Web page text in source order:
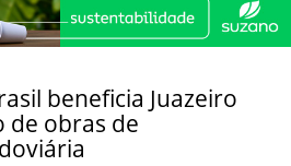
beneficia Juazeiro
de obras de